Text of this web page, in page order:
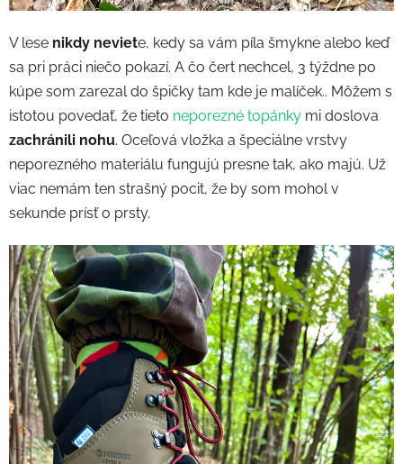
V lese nikdy neviete, kedy sa vám píla šmykne alebo keď
sa pri práci niečo pokazí. A čo čert nechcel, 3 týždne po
kúpe som zarezal do špičky tam kde je malíček.. Môžem s
istotou povedať, že tieto neporezné topánky mi doslova
zachránili nohu. Oceľová vložka a špeciálne vrstvy
neporezného materiálu fungujú presne tak, ako majú. Už
viac nemám ten strašný pocit, že by som mohol v
sekunde prísť o prsty.